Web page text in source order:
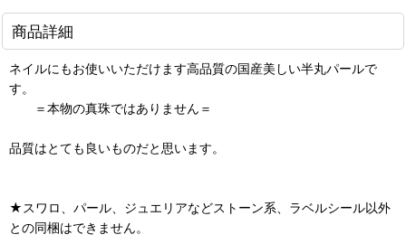
商品詳細
ネイルにもお使いいただけます高品質の国産美しい半丸パールで
す。
＝本物の真珠ではありません＝
品質はとても良いものだと思います。
★スワロ、パール、ジュエリアなどストーン系、ラベルシール以外
との同梱はできません。